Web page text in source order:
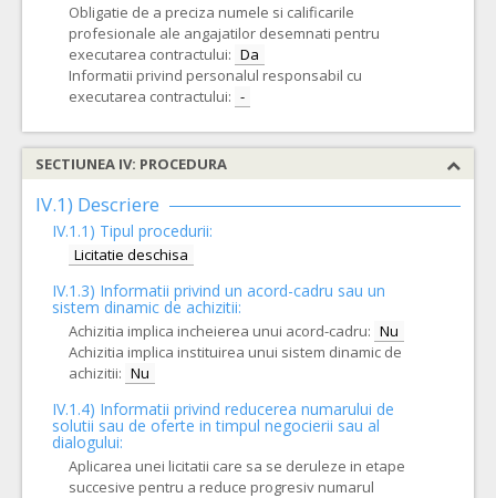
Obligatie de a preciza numele si calificarile
profesionale ale angajatilor desemnati pentru
executarea contractului: Da
Informatii privind personalul responsabil cu
executarea contractului: -
SECTIUNEA IV: PROCEDURA
IV.1) Descriere
IV.1.1) Tipul procedurii:
Licitatie deschisa
IV.1.3) Informatii privind un acord-cadru sau un
sistem dinamic de achizitii:
Achizitia implica incheierea unui acord-cadru: Nu
Achizitia implica instituirea unui sistem dinamic de
achizitii: Nu
IV.1.4) Informatii privind reducerea numarului de
solutii sau de oferte in timpul negocierii sau al
dialogului:
Aplicarea unei licitatii care sa se deruleze in etape
succesive pentru a reduce progresiv numarul